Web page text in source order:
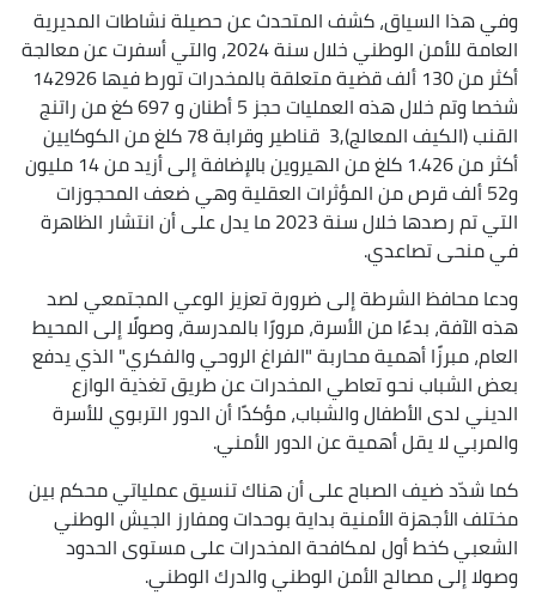
وفي هذا السياق، كشف المتحدث عن حصيلة نشاطات المديرية
العامة للأمن الوطني خلال سنة 2024، والتي أسفرت عن معالجة
أكثر من 130 ألف قضية متعلقة بالمخدرات تورط فيها 142926
شخصا وتم خلال هذه العمليات حجز 5 أطنان و 697 كغ من راتنج
القنب (الكيف المعالج),3 قناطير وقرابة 78 كلغ من الكوكايين
أكثر من 1.426 كلغ من الهيروين بالإضافة إلى أزيد من 14 مليون
و52 ألف قرص من المؤثرات العقلية وهي ضعف المحجوزات
التي تم رصدها خلال سنة 2023 ما يدل على أن انتشار الظاهرة
في منحى تصاعدي.
ودعا محافظ الشرطة إلى ضرورة تعزيز الوعي المجتمعي لصد
هذه الآفة، بدءًا من الأسرة، مرورًا بالمدرسة، وصولًا إلى المحيط
العام، مبرزًا أهمية محاربة "الفراغ الروحي والفكري" الذي يدفع
بعض الشباب نحو تعاطي المخدرات عن طريق تغذية الوازع
الديني لدى الأطفال والشباب، مؤكدًا أن الدور التربوي للأسرة
والمربي لا يقل أهمية عن الدور الأمني.
كما شدّد ضيف الصباح على أن هناك تنسيق عملياتي محكم بين
مختلف الأجهزة الأمنية بداية بوحدات ومفارز الجيش الوطني
الشعبي كخط أول لمكافحة المخدرات على مستوى الحدود
وصولا إلى مصالح الأمن الوطني والدرك الوطني.